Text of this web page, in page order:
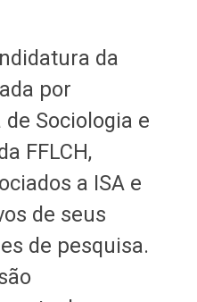
da
por
Sociologia e
FFLCH,
a ISA e
de seus
de pesquisa.